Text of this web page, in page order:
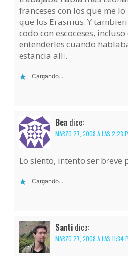
franceses con los que me
que los Erasmus. Y
codo con escoceses, incluso
entenderles cuando
estancia alli.
Cargando...
Bea dice:
MARZO 27, 2008 A LAS 2:23
Lo siento, intento ser breve
Cargando...
Santi dice:
MARZO 27, 2008 A LAS 11:34